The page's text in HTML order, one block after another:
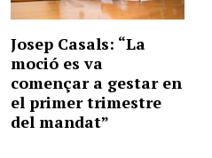
Josep Casals: “La
moció es va
començar a gestar en
el primer trimestre
del mandat”